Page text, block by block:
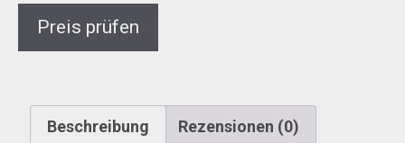
Preis prüfen
Beschreibung Rezensionen (0)